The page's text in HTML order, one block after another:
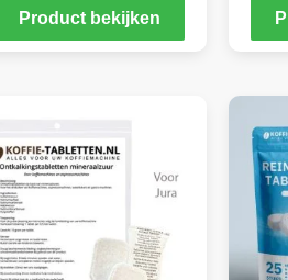
Product bekijken